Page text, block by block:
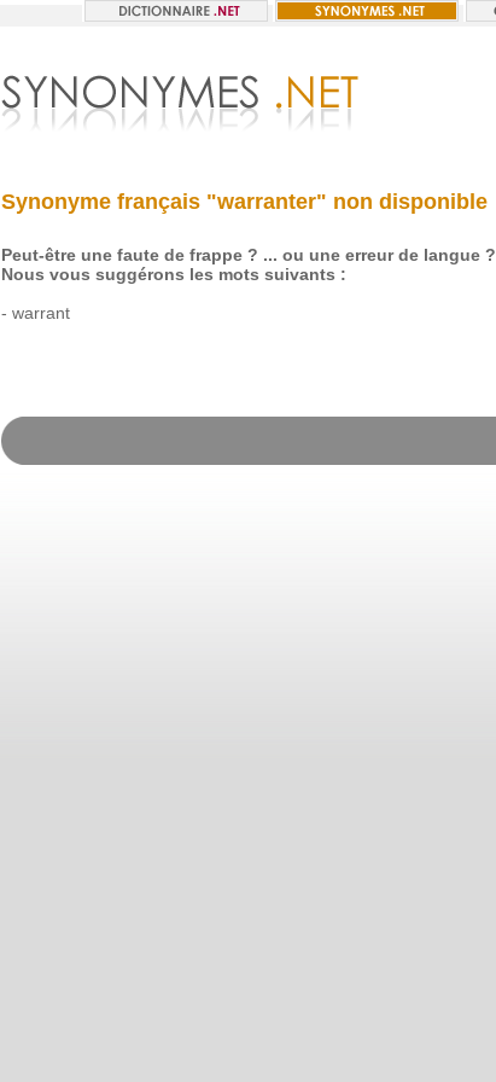
Synonyme français "warranter" non disponible
Peut-être une faute de frappe ? ... ou une erreur de langue ?
Nous vous suggérons les mots suivants :
- warrant